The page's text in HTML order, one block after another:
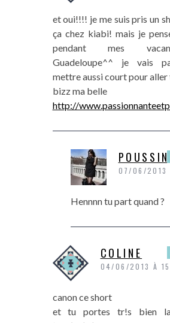
et oui!!!! je me suis pris un
ça chez kiabi! mais je
pendant mes
Guadeloupe^^ je vais
mettre aussi court pour aller
bizz ma belle
http://
07/06/2013
Hennnn tu part quand ?
COLINE
04/06/2013 À
canon ce short
et tu portes tr!s bien la